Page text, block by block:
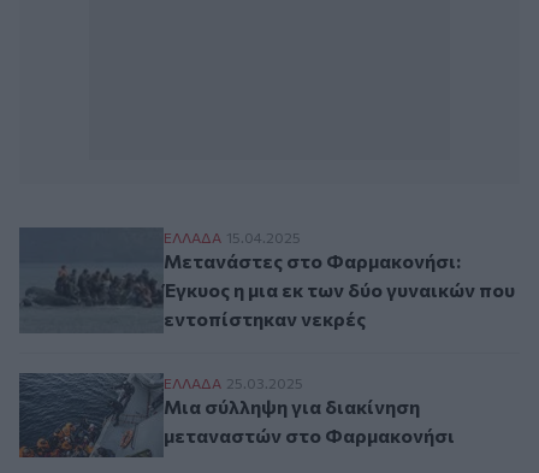
Μετανάστες στο Φαρμακονήσι: Έγκυος η
ΕΛΛAΔΑ 15.04.2025
Μετανάστες στο Φαρμακονήσι:
Έγκυος η μια εκ των δύο γυναικών που
εντοπίστηκαν νεκρές
Μια σύλληψη για διακίνηση μεταναστών
ΕΛΛAΔΑ 25.03.2025
Μια σύλληψη για διακίνηση
μεταναστών στο Φαρμακονήσι